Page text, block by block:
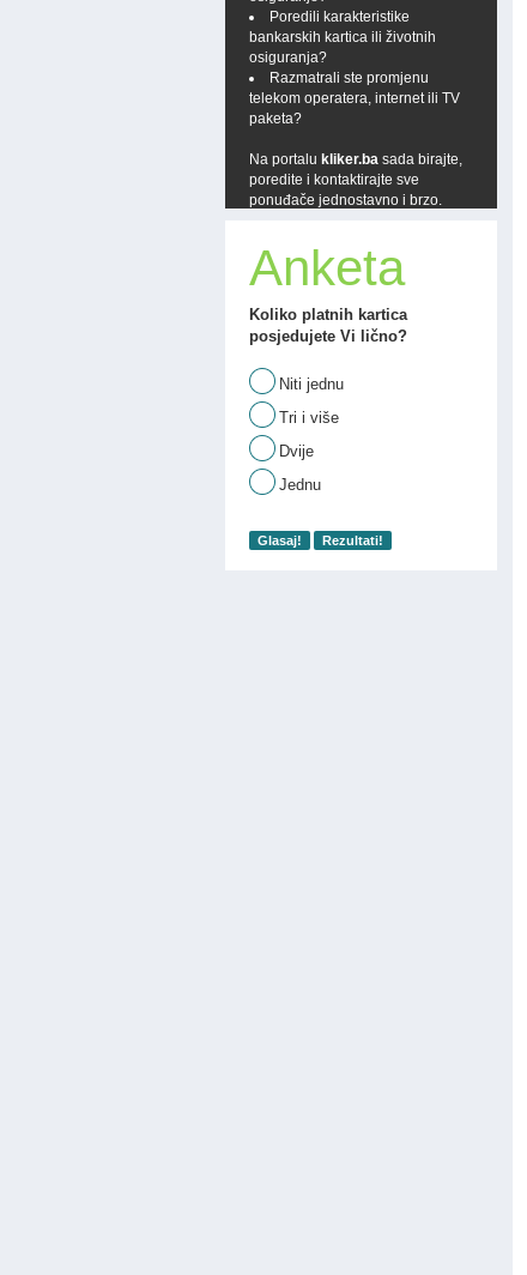
Poredili karakteristike
bankarskih kartica ili životnih
osiguranja?
Razmatrali ste promjenu
telekom operatera, internet ili TV
paketa?
Na portalu kliker.ba sada birajte,
poredite i kontaktirajte sve
ponuđače jednostavno i brzo.
Anketa
Koliko platnih kartica
posjedujete Vi lično?
Niti jednu
Tri i više
Dvije
Jednu
Glasaj! Rezultati!